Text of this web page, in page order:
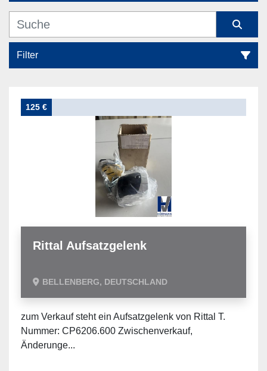
Filter
Sortieren nach
125 €
Rittal Aufsatzgelenk
BELLENBERG, DEUTSCHLAND
zum Verkauf steht ein Aufsatzgelenk von Rittal T.
Nummer: CP6206.600 Zwischenverkauf,
Änderunge...